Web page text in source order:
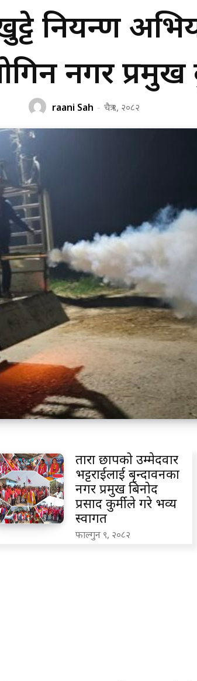
नियन्त्रण
नगर प्रमुख
raani Sah - चैत्र ९, २०८२
तारा छापको उम्मेदवार
भट्टराईलाई बृन्दावनका
नगर प्रमुख बिनोद
प्रसाद कुर्मीले गरे भव्य
स्वागत
फाल्गुन ९, २०८२